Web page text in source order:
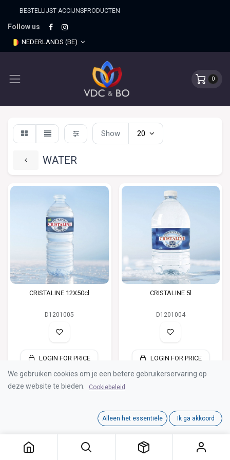
BESTELLIJST ACCIJNSPRO​DUCTEN
Follow us
NEDERLANDS (BE)
0
WATER
Show 20
CRISTALINE 12X50cl
D1201005
LOGIN FOR PRICE
CRISTALINE 5l
D1201004
LOGIN FOR PRICE
We gebruiken cookies om je een betere gebruikerservaring op
deze website te bieden.
Cookiebeleid
Alleen het essentiële Ik ga akkoord